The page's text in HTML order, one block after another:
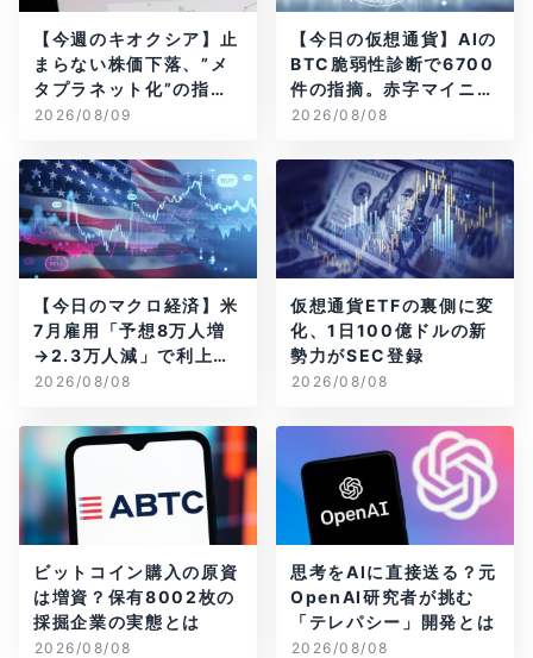
【今週のキオクシア】止
まらない株価下落、”メ
タプラネット化”の指摘
は本当？
2026/08/09
【今日の仮想通貨】AIの
BTC脆弱性診断で6700
件の指摘。赤字マイニン
グ企業はAIに賭ける
2026/08/08
【今日のマクロ経済】米
7月雇用「予想8万人増
→2.3万人減」で利上げ
観測後退
2026/08/08
仮想通貨ETFの裏側に変
化、1日100億ドルの新
勢力がSEC登録
2026/08/08
ビットコイン購入の原資
は増資？保有8002枚の
採掘企業の実態とは
2026/08/08
思考をAIに直接送る？元
OpenAI研究者が挑む
「テレパシー」開発とは
2026/08/08